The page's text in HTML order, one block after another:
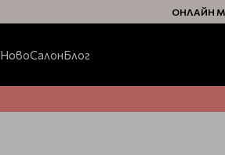
ОНЛАЙН
НовоСалонБлог